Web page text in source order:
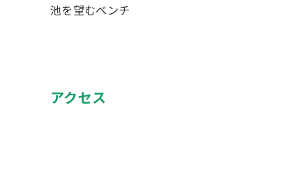
池を望むベンチ
アクセス